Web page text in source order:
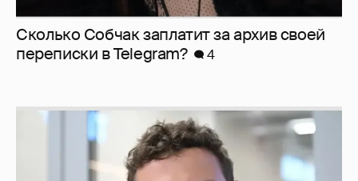
Сколько Собчак заплатит за архив своей
перeписки в Telegram?
4